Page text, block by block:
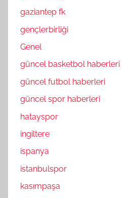
gaziantep fk
gençlerbirliği
Genel
güncel basketbol haberleri
güncel futbol haberleri
güncel spor haberleri
hatayspor
ingiltere
ispanya
istanbulspor
kasımpaşa